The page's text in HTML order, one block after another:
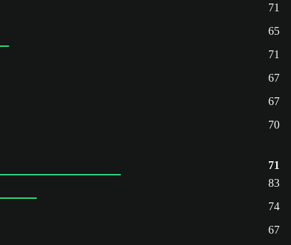
71
65
71
67
67
70
71
83
74
67